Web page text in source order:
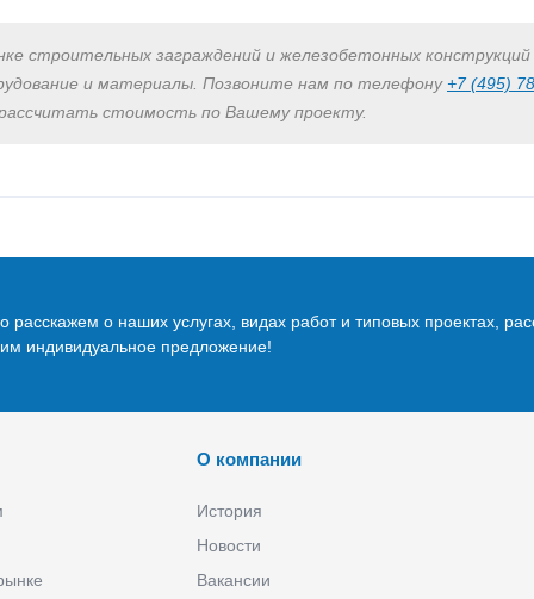
строительных заграждений и железобетонных конструкций
и материалы. Позвоните нам по телефону+7 (495)
стоимость по Вашему проекту.
расскажем о наших услугах, видах работ и типовых проектах,
индивидуальное предложение!
О компании
История
Новости
Вакансии